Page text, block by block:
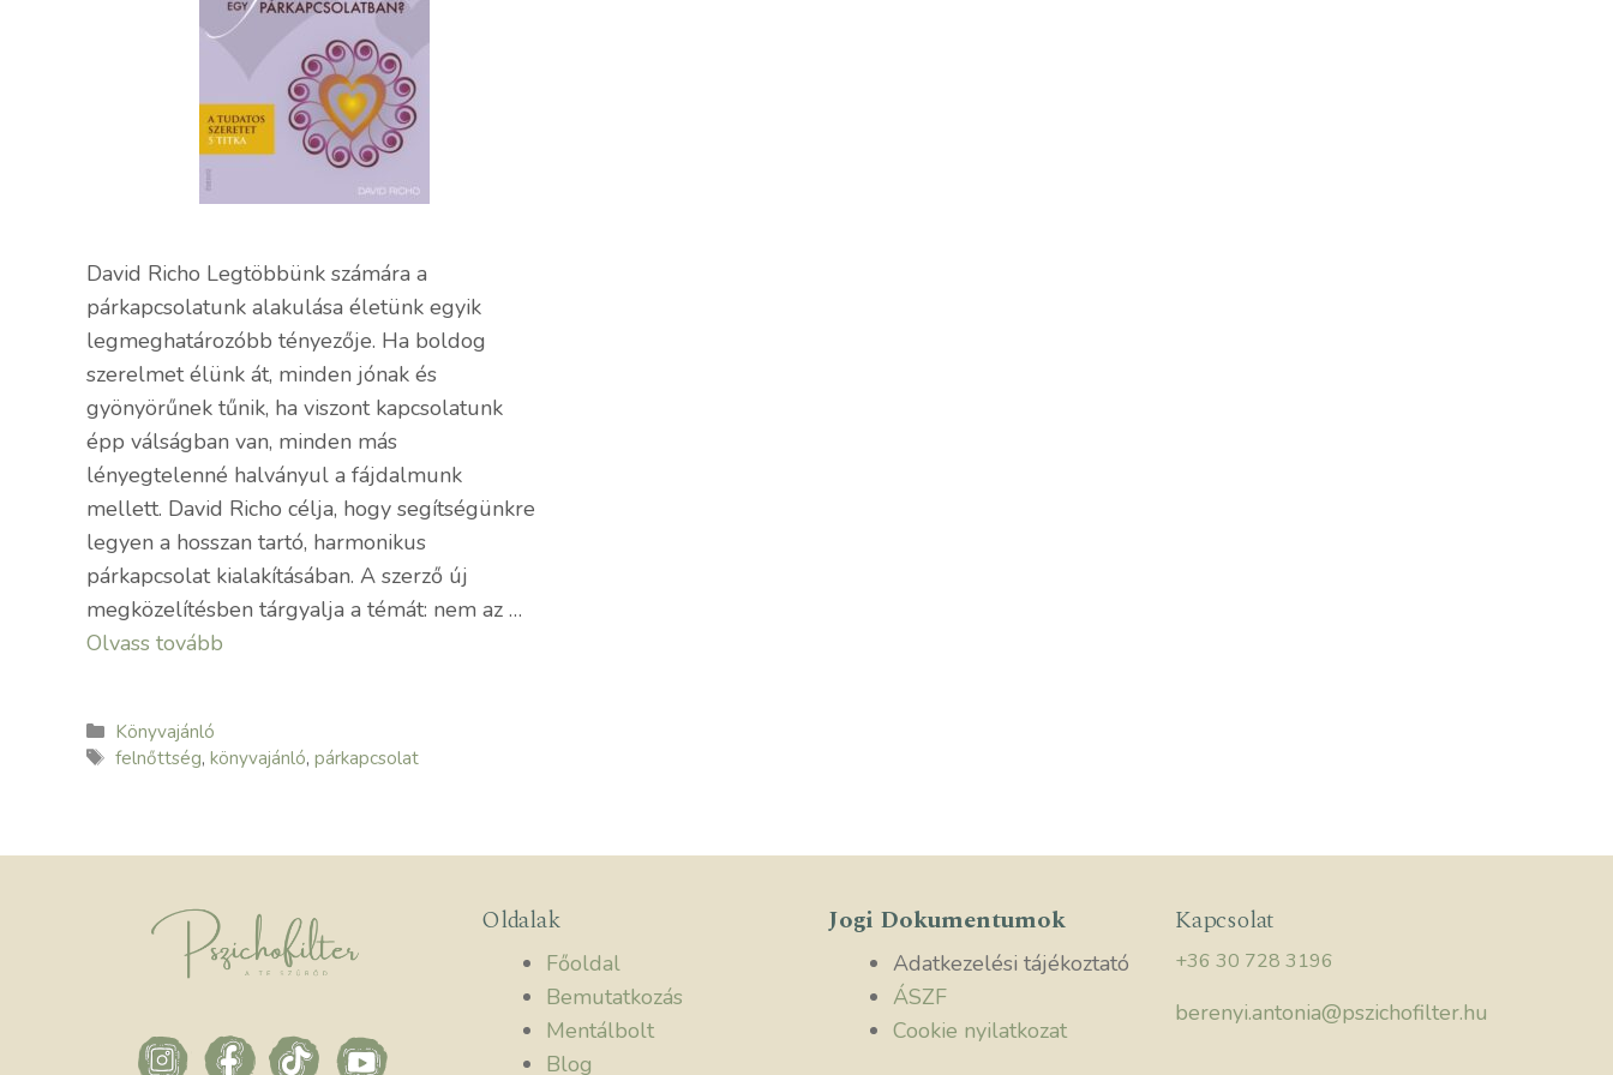
David Richo Legtöbbünk számára a
párkapcsolatunk alakulása életünk egyik
legmeghatározóbb tényezője. Ha boldog
szerelmet élünk át, minden jónak és
gyönyörűnek tűnik, ha viszont kapcsolatunk
épp válságban van, minden más
lényegtelenné halványul a fájdalmunk
mellett. David Richo célja, hogy segítségünkre
legyen a hosszan tartó, harmonikus
párkapcsolat kialakításában. A szerző új
megközelítésben tárgyalja a témát: nem az …
Olvass tovább
Kategória
Könyvajánló
Címkék
felnőttség,könyvajánló,párkapcsolat
Oldalak
Főoldal
Bemutatkozás
Mentálbolt
Blog
Jogi Dokumentumok
Adatkezelési tájékoztató
ÁSZF
Cookie nyilatkozat
Kapcsolat
+36 30 728 3196
berenyi.antonia@pszichofilter.hu